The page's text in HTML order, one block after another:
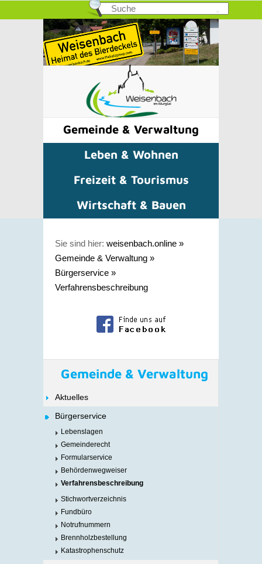
Gemeinde & Verwaltung
Leben & Wohnen
Freizeit & Tourismus
Wirtschaft & Bauen
Sie sind hier: weisenbach.online »
Gemeinde & Verwaltung »
Bürgerservice »
Verfahrensbeschreibung
Gemeinde & Verwaltung
Aktuelles
Bürgerservice
Lebenslagen
Gemeinderecht
Formularservice
Behördenwegweiser
Verfahrensbeschreibung
Stichwortverzeichnis
Fundbüro
Notrufnummern
Brennholzbestellung
Katastrophenschutz